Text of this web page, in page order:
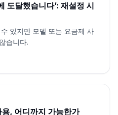
도달했습니다’: 재설정 시
있지만 모델 또는 요금제 사
습니다.
, 어디까지 가능한가